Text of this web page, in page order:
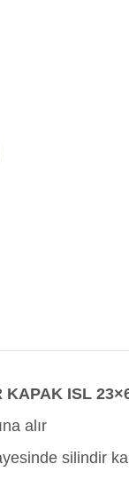
KAPAK ISL
alır
silindir